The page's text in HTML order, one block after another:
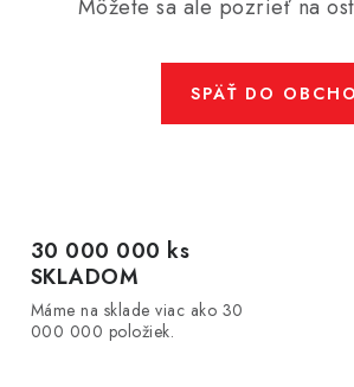
Môžete sa ale pozrieť na
SPÄŤ DO
30 000 000 ks
SKLADOM
Máme na sklade viac ako 30
000 000 položiek.